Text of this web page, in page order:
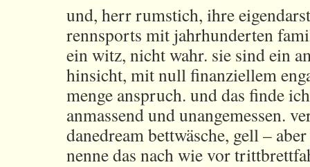
und, herr rumstich, ihre
rennsports mit jahrhunderten
ein witz, nicht wahr. sie sind ein
hinsicht, mit null finanziellem
menge anspruch. und das finde
anmassend und unangemessen.
danedream bettwäsche, gell –
nenne das nach wie vor